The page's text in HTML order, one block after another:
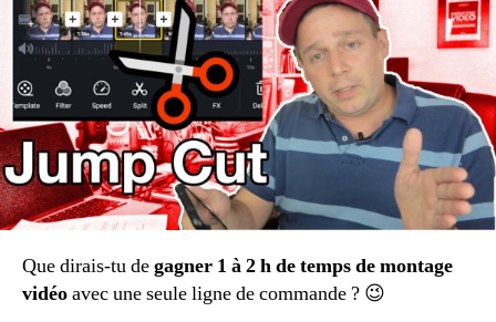
Créer
un
montage
Jump
Cut
automatique
sur
et
Mac
Que dirais-tu degagner 1 à 2 h de temps de montage
vidéoavec une seule ligne de commande ? 😉